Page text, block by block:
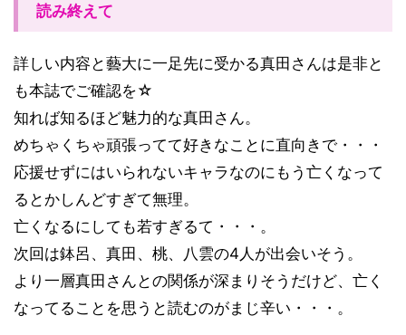
読み終えて
詳しい内容と藝大に一足先に受かる真田さんは是非と
も本誌でご確認を☆
知れば知るほど魅力的な真田さん。
めちゃくちゃ頑張ってて好きなことに直向きで・・・
応援せずにはいられないキャラなのにもう亡くなって
るとかしんどすぎて無理。
亡くなるにしても若すぎるて・・・。
次回は鉢呂、真田、桃、八雲の4人が出会いそう。
より一層真田さんとの関係が深まりそうだけど、亡く
なってることを思うと読むのがまじ辛い・・・。